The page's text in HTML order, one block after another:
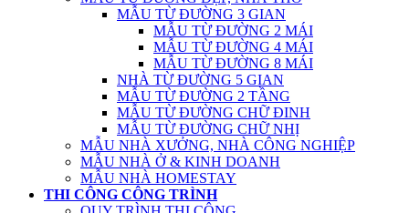
MẪU TỪ ĐƯỜNG 3 GIAN
MẪU TỪ ĐƯỜNG 2 MÁI
MẪU TỪ ĐƯỜNG 4 MÁI
MẪU TỪ ĐƯỜNG 8 MÁI
NHÀ TỪ ĐƯỜNG 5 GIAN
MẪU TỪ ĐƯỜNG 2 TẦNG
MẪU TỪ ĐƯỜNG CHỮ ĐINH
MẪU TỪ ĐƯỜNG CHỮ NHỊ
MẪU NHÀ XƯỞNG, NHÀ CÔNG NGHIỆP
MẪU NHÀ Ở & KINH DOANH
MẪU NHÀ HOMESTAY
THI CÔNG CÔNG TRÌNH